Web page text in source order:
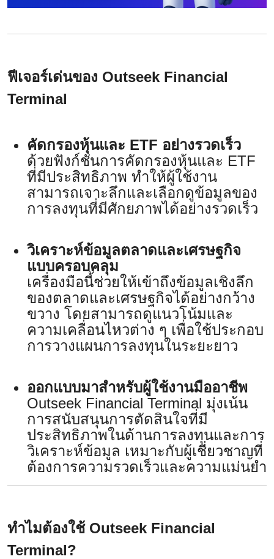
ฟีเจอร์เด่นของ Outseek Financial
Terminal
คัดกรองหุ้นและ ETF อย่างรวดเร็ว
ด้วยฟังก์ชันการคัดกรองหุ้นและ ETF
ที่มีประสิทธิภาพ ทำให้ผู้ใช้งาน
สามารถเจาะลึกและเลือกดูข้อมูลของ
การลงทุนที่มีศักยภาพได้อย่างรวดเร็ว
วิเคราะห์ข้อมูลตลาดและเศรษฐกิจ
แบบครอบคลุม
เครื่องมือนี้ช่วยให้เข้าถึงข้อมูลเชิงลึก
ของตลาดและเศรษฐกิจได้อย่างกว้าง
ขวาง โดยสามารถดูแนวโน้มและ
ความเคลื่อนไหวต่าง ๆ เพื่อใช้ประกอบ
การวางแผนการลงทุนในระยะยาว
ออกแบบมาสำหรับผู้ใช้งานมืออาชีพ
Outseek Financial Terminal มุ่งเน้น
การสนับสนุนการตัดสินใจที่มี
ประสิทธิภาพในด้านการลงทุนและการ
วิเคราะห์ข้อมูล เหมาะกับผู้เชี่ยวชาญที่
ต้องการความรวดเร็วและความแม่นยำ
ทำไมต้องใช้ Outseek Financial
Terminal?